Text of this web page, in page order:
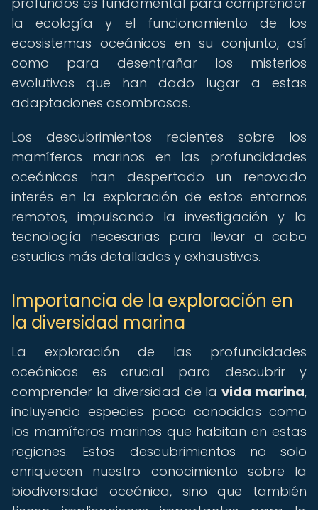
la ecología y el funcionamiento de los
ecosistemas oceánicos en su conjunto, así
como para desentrañar los misterios
evolutivos que han dado lugar a estas
adaptaciones asombrosas.
Los descubrimientos recientes sobre los
mamíferos marinos en las profundidades
oceánicas han despertado un renovado
interés en la exploración de estos entornos
remotos, impulsando la investigación y la
tecnología necesarias para llevar a cabo
estudios más detallados y exhaustivos.
Importancia de la exploración en
la diversidad marina
La exploración de las profundidades
oceánicas es crucial para descubrir y
comprender la diversidad de lavida marina,
incluyendo especies poco conocidas como
los mamíferos marinos que habitan en estas
regiones. Estos descubrimientos no solo
enriquecen nuestro conocimiento sobre la
biodiversidad oceánica, sino que también